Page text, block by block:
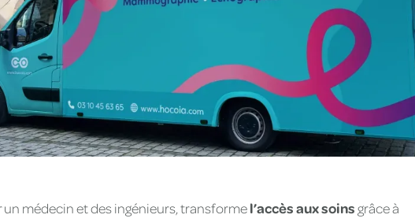
médecin et des ingénieurs, transformel’accès aux soinsgrâce à